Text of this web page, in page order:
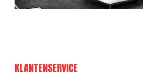
KLANTENSERVICE